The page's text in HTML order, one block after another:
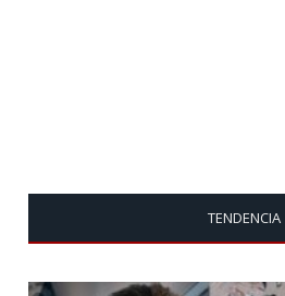
TENDENCIA